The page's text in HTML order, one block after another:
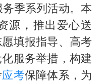
季系列活动。本
源，推出爱心送
填报指导、高考
服务举措，构建
应考保障体系，为